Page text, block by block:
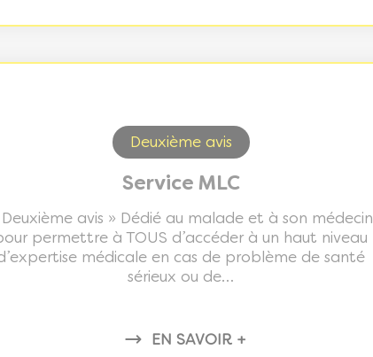
Deuxième avis
Service MLC
Deuxième avis » Dédié au malade et à son médecin
permettre à TOUS d’accéder à un haut niveau
médicale en cas de problème de santé
sérieux ou de…
EN SAVOIR +